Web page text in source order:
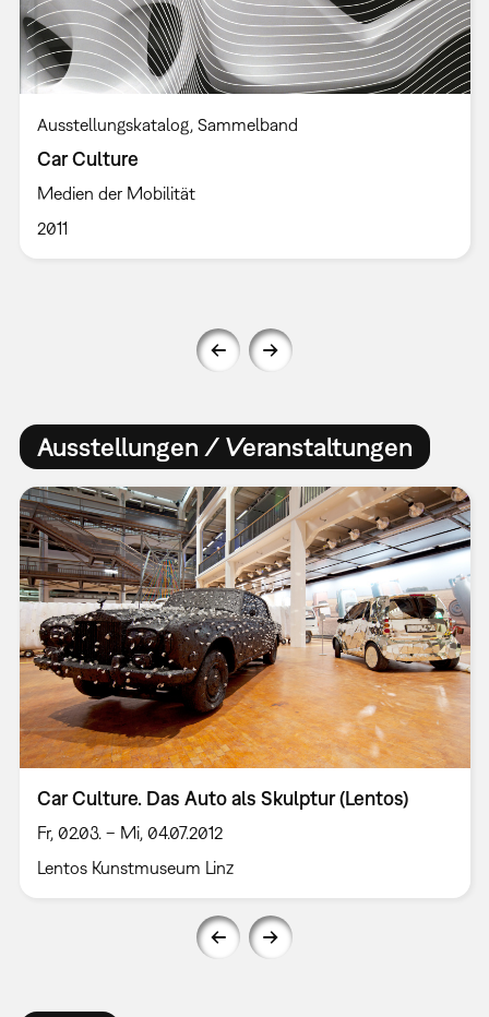
Ausstellungskatalog Sammelband
Car Culture
Medien der Mobilität
2011
Ausstellungen / Veranstaltungen
Car Culture. Das Auto als Skulptur (Lentos)
Fr, 02.03. – Mi, 04.07.2012
Lentos Kunstmuseum Linz